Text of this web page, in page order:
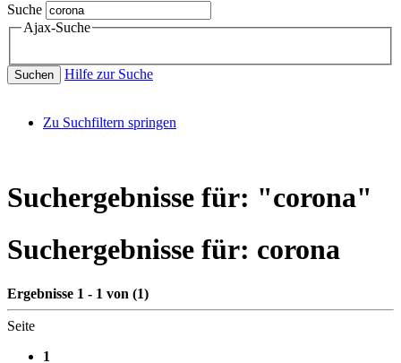
Suche
Ajax-Suche
Suchen Hilfe zur Suche
Zu Suchfiltern springen
Suchergebnisse für: "corona"
Suchergebnisse für: corona
Ergebnisse 1 - 1 von (1)
Seite
1